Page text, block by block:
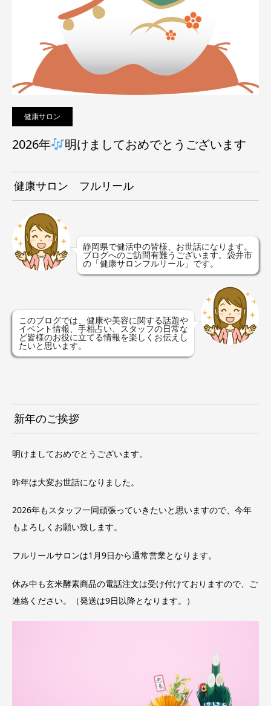
健康サロン
2026年 明けましておめでとうございます
健康サロン フルリール
静岡県で健活中の皆様、お世話になります。
ブログへのご訪問有難うございます。袋井市
の「健康サロンフルリール」です。
このブログでは、健康や美容に関する話題や
イベント情報、手相占い、スタッフの日常な
ど皆様のお役に立てる情報を楽しくお伝えし
たいと思います。
新年のご挨拶
明けましておめでとうございます。
昨年は大変お世話になりました。
2026年もスタッフ一同頑張っていきたいと思いますので、今年
もよろしくお願い致します。
フルリールサロンは1月9日から通常営業となります。
休み中も玄米酵素商品の電話注文は受け付けておりますので、ご
連絡ください。（発送は9日以降となります。）